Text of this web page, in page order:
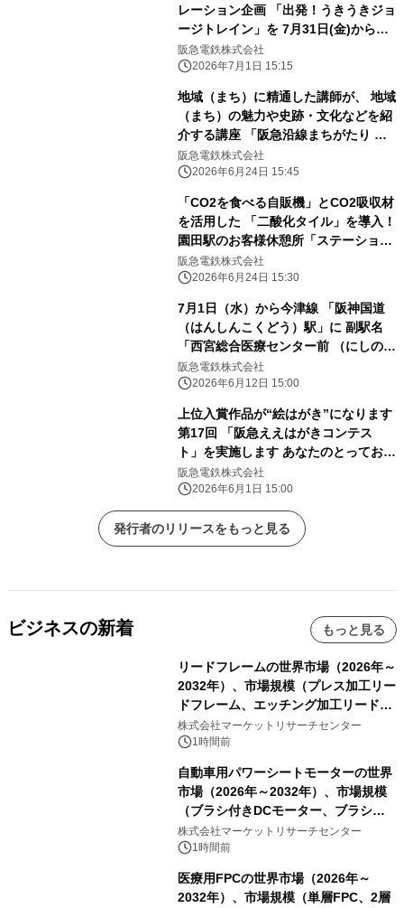
レーション企画 「出発！うきうきジョ
ージトレイン」を 7月31日(金)からス
タートします！
阪急電鉄株式会社
2026年7月1日 15:15
地域（まち）に精通した講師が、 地域
（まち）の魅力や史跡・文化などを紹
介する講座 「阪急沿線まちがたり ～
きっと出会える、 このまちの魅力～」
を開催します
阪急電鉄株式会社
2026年6月24日 15:45
「CO2を食べる自販機」とCO2吸収材
を活用した 「二酸化タイル」を導入！
園田駅のお客様休憩所「ステーション
＋（プラス）」を アサヒ飲料と連携し
環境に配慮した 休憩所にリニューアル
阪急電鉄株式会社
2026年6月24日 15:30
7月1日（水）から今津線 「阪神国道
（はんしんこくどう）駅」に 副駅名
「西宮総合医療センター前 （にしのみ
やそうごういりょうせんたーまえ）」
を 設定します
阪急電鉄株式会社
2026年6月12日 15:00
上位入賞作品が“絵はがき”になります
第17回 「阪急ええはがきコンテス
ト」を実施します あなたのとっておき
の場所や風景を募集！
阪急電鉄株式会社
2026年6月1日 15:00
発行者のリリースをもっと見る
ビジネスの新着 もっと見る
リードフレームの世界市場（2026年～
2032年）、市場規模（プレス加工リー
ドフレーム、エッチング加工リードフ
レーム）・分析レポートを発表
株式会社マーケットリサーチセンター
1時間前
自動車用パワーシートモーターの世界
市場（2026年～2032年）、市場規模
（ブラシ付きDCモーター、ブラシレ
スDCモーター）・分析レポートを発
表
株式会社マーケットリサーチセンター
1時間前
医療用FPCの世界市場（2026年～
2032年）、市場規模（単層FPC、2層